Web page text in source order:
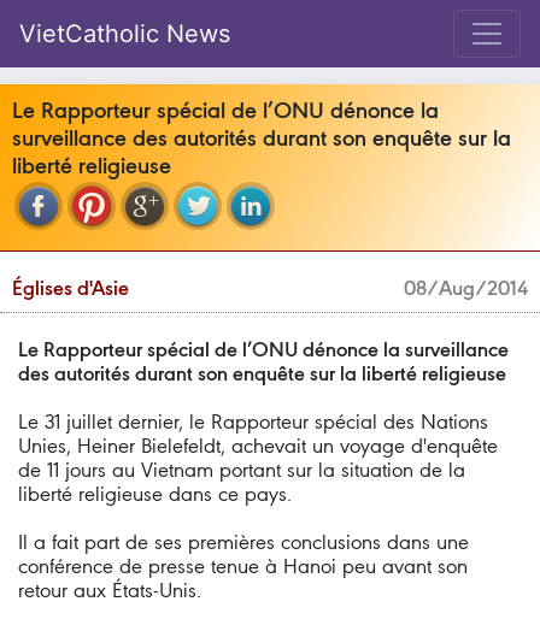
VietCatholic News
Le Rapporteur spécial de l’ONU dénonce la
surveillance des autorités durant son enquête sur la
liberté religieuse
Églises d'Asie 08/Aug/2014
Le Rapporteur spécial de l’ONU dénonce la surveillance
des autorités durant son enquête sur la liberté religieuse
Le 31 juillet dernier, le Rapporteur spécial des Nations
Unies, Heiner Bielefeldt, achevait un voyage d'enquête
de 11 jours au Vietnam portant sur la situation de la
liberté religieuse dans ce pays.
Il a fait part de ses premières conclusions dans une
conférence de presse tenue à Hanoi peu avant son
retour aux États-Unis.